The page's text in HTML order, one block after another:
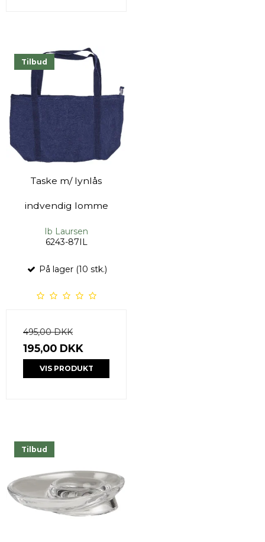
Tilbud
Taske m/ lynlås
indvendig lomme
Ib Laursen
6243-87IL
På lager (10 stk.)
495,00 DKK
195,00 DKK
VIS PRODUKT
Tilbud